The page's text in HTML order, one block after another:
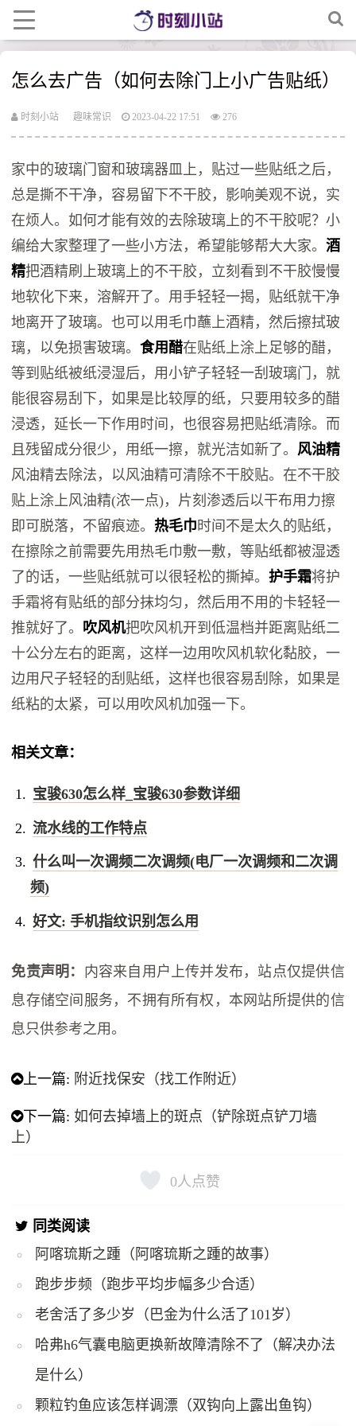
怎么去广告（如何去除门上小广告贴纸）
时刻小站 趣味常识 2023-04-22 17:51 276
家中的玻璃门窗和玻璃器皿上，贴过一些贴纸之后，
总是撕不干净，容易留下不干胶，影响美观不说，实
在烦人。如何才能有效的去除玻璃上的不干胶呢？小
编给大家整理了一些小方法，希望能够帮大大家。酒
精把酒精刷上玻璃上的不干胶，立刻看到不干胶慢慢
地软化下来，溶解开了。用手轻轻一揭，贴纸就干净
地离开了玻璃。也可以用毛巾蘸上酒精，然后擦拭玻
璃，以免损害玻璃。食用醋在贴纸上涂上足够的醋，
等到贴纸被纸浸湿后，用小铲子轻轻一刮玻璃门，就
能很容易刮下，如果是比较厚的纸，只要用较多的醋
浸透，延长一下作用时间，也很容易把贴纸清除。而
且残留成分很少，用纸一擦，就光洁如新了。 风油精
风油精去除法，以风油精可清除不干胶贴。在不干胶
贴上涂上风油精(浓一点)，片刻渗透后以干布用力擦
即可脱落，不留痕迹。热毛巾时间不是太久的贴纸，
在擦除之前需要先用热毛巾敷一敷，等贴纸都被湿透
了的话，一些贴纸就可以很轻松的撕掉。护手霜将护
手霜将有贴纸的部分抹均匀，然后用不用的卡轻轻一
推就好了。 吹风机把吹风机开到低温档并距离贴纸二
十公分左右的距离，这样一边用吹风机软化黏胶，一
边用尺子轻轻的刮贴纸，这样也很容易刮除，如果是
纸粘的太紧，可以用吹风机加强一下。
相关文章：
宝骏630怎么样_宝骏630参数详细
流水线的工作特点
什么叫一次调频二次调频(电厂一次调频和二次调
频)
好文: 手机指纹识别怎么用
免责声明： 内容来自用户上传并发布，站点仅提供信
息存储空间服务，不拥有所有权，本网站所提供的信
息只供参考之用。
上一篇: 附近找保安（找工作附近）
下一篇:如何去掉墙上的斑点（铲除斑点铲刀墙
上）
0人点赞
同类阅读
阿喀琉斯之踵（阿喀琉斯之踵的故事）
跑步步频（跑步平均步幅多少合适）
老舍活了多少岁（巴金为什么活了101岁）
哈弗h6气囊电脑更换新故障清除不了（解决办法
是什么）
颗粒钓鱼应该怎样调漂（双钩向上露出鱼钩）